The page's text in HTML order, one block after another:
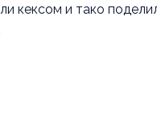
кексом и тако